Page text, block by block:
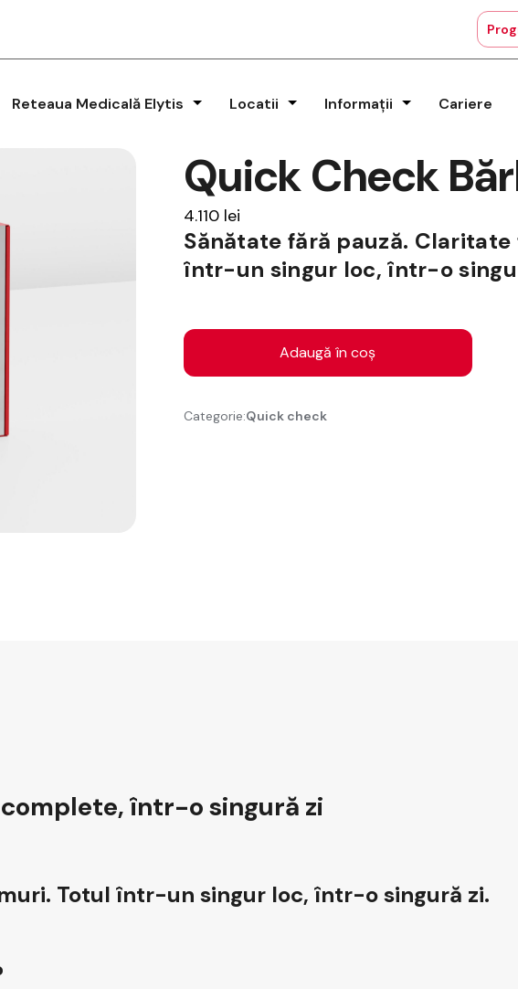
Reteaua Medicală Elytis Locatii Informații Cariere
Quick Check
4.110 lei
Sănătate fără pauză.
într-un singur loc, într-o
Cantitate
Check
Bărbați
Adaugă în coș
Categorie:Quick check
într-o singură zi
Totul într-un singur loc, într-o singură zi.